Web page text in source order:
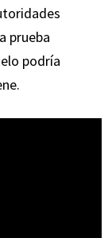
prueba
podría